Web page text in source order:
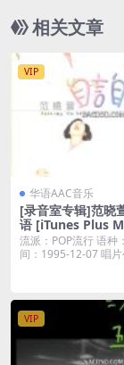
相关文章
VIP
华语AAC音乐
[录音室专辑]范晓
语 [iTunes Plus
流派：POP流行 语种
间：1995-12-07 唱片
VIP